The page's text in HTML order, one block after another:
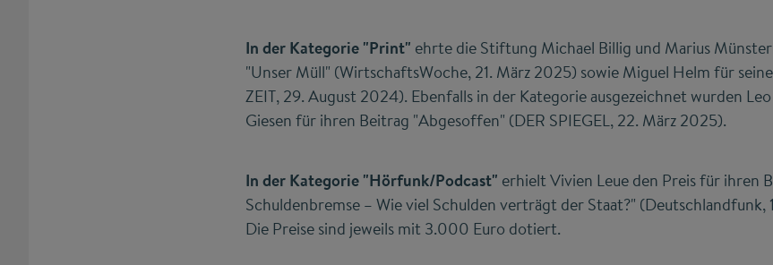
In der Kategorie "Print" ehrte die Stiftung Michael Billig und Marius
"Unser Müll" (WirtschaftsWoche, 21. März 2025) sowie Miguel Helm für
ZEIT, 29. August 2024). Ebenfalls in der Kategorie ausgezeichnet wurden
Giesen für ihren Beitrag "Abgesoffen" (DER SPIEGEL, 22. März 2025).
In der Kategorie "Hörfunk/Podcast" erhielt Vivien Leue den Preis für ihren
Schuldenbremse – Wie viel Schulden verträgt der Staat?"
Die Preise sind jeweils mit 3.000 Euro dotiert.